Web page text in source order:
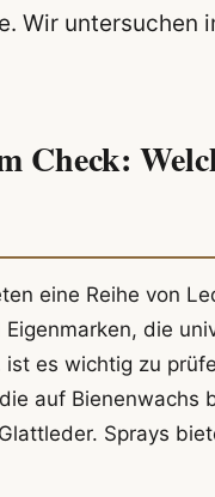
Wir untersuchen
Check:
eine Reihe von
die
es wichtig zu
auf Bienenwachs
Sprays